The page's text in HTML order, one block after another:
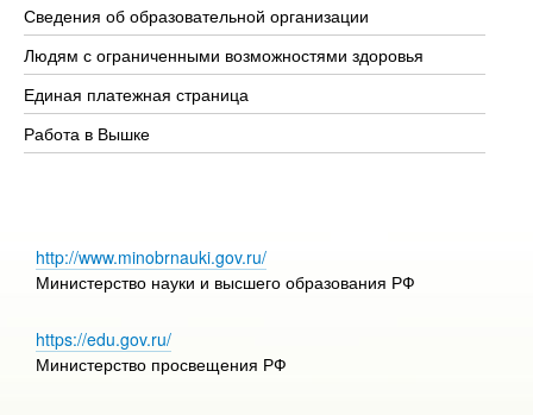
Сведения об образовательной организации
Людям с ограниченными возможностями здоровья
Единая платежная страница
Работа в Вышке
http://www.minobrnauki.gov.ru/
Министерство науки и высшего образования РФ
https://edu.gov.ru/
Министерство просвещения РФ